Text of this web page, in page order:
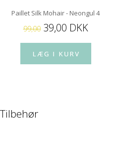
Paillet Silk Mohair - Neongul 4
99,0039,00 DKK
Tilbehør